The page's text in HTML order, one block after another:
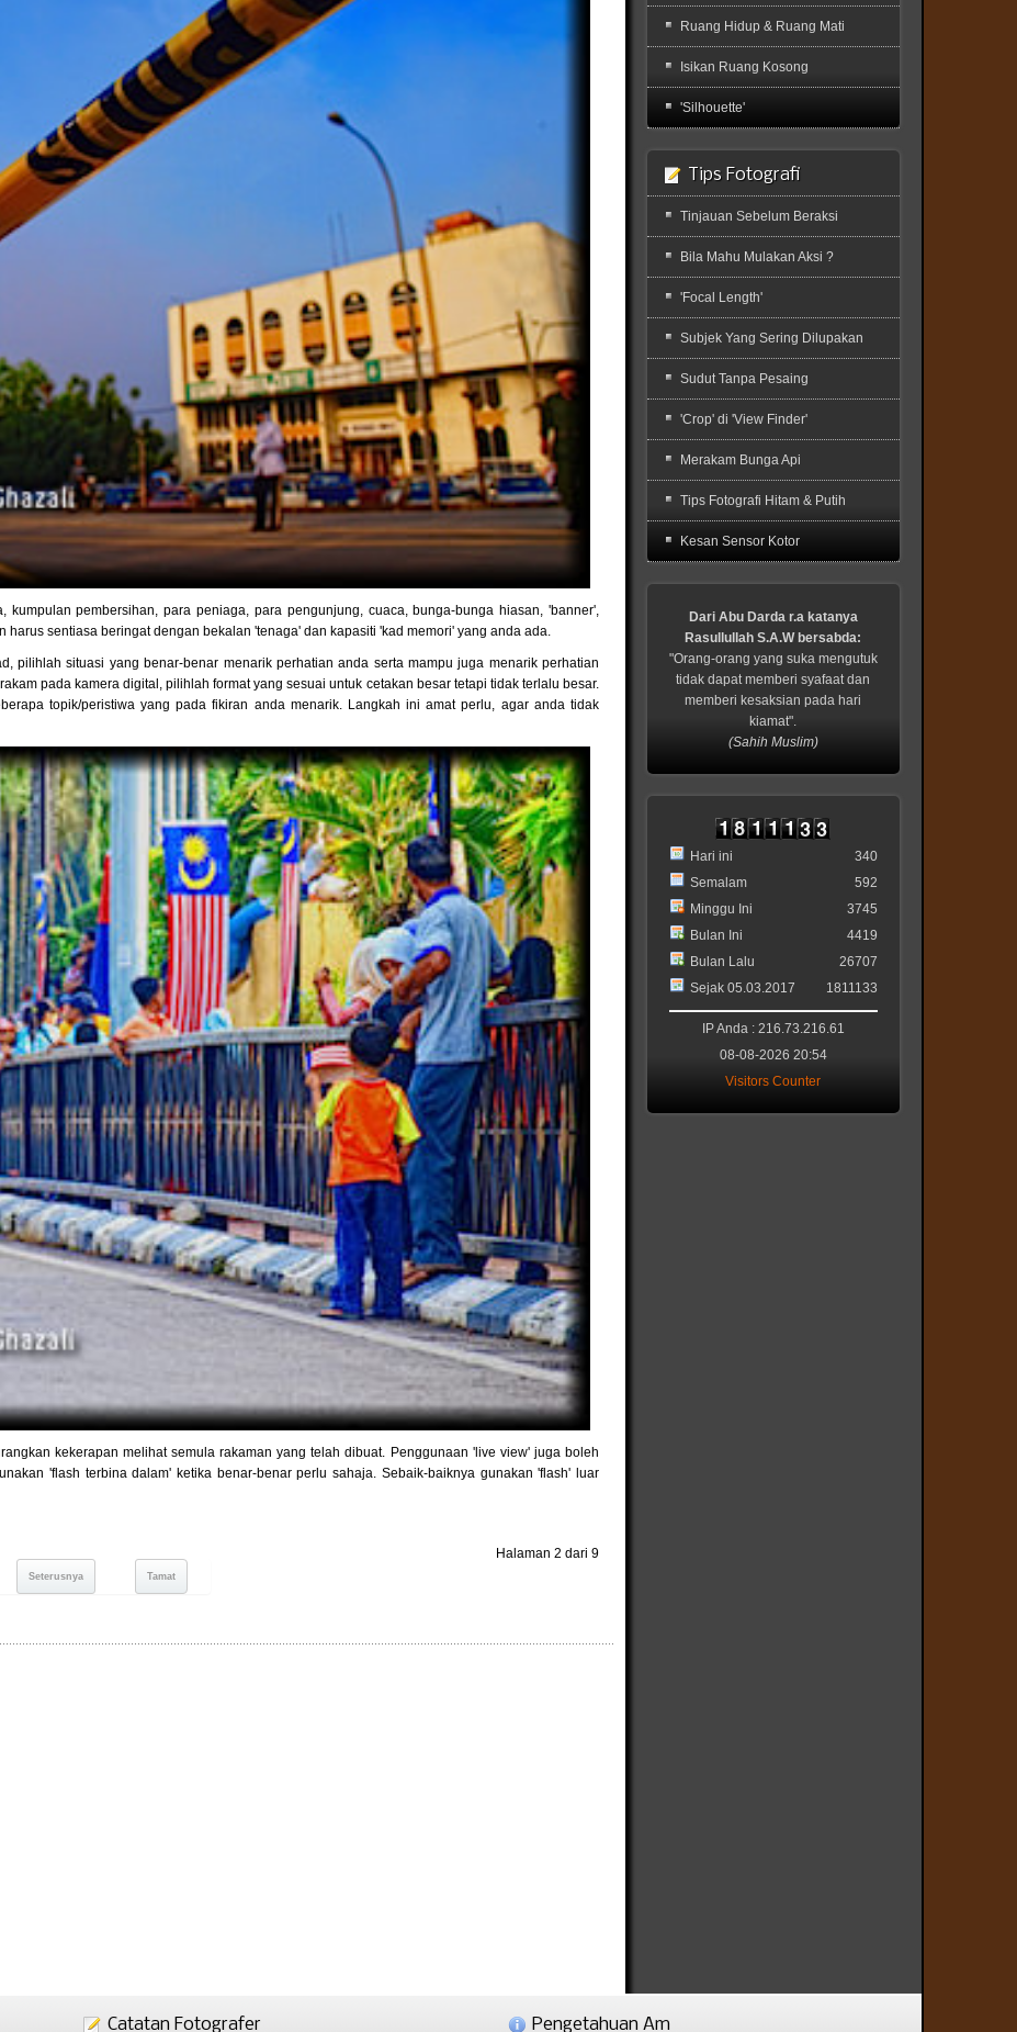
kumpulan pembersihan, para peniaga, para pengunjung, cuaca, bunga-bunga hiasan, 'banner',
sentiasa beringat dengan bekalan 'tenaga' dan kapasiti 'kad memori' yang anda ada.
pilihlah situasi yang benar-benar menarik perhatian anda serta mampu juga menarik perhatian
pada kamera digital, pilihlah format yang sesuai untuk cetakan besar tetapi tidak terlalu besar.
topik/peristiwa yang pada fikiran anda menarik. Langkah ini amat perlu, agar anda tidak
kekerapan melihat semula rakaman yang telah dibuat. Penggunaan 'live view' juga boleh
'flash terbina dalam' ketika benar-benar perlu sahaja. Sebaik-baiknya gunakan 'flash' luar
Halaman 2 dari 9
Seterusnya Tamat
Ruang Hidup & Ruang Mati
Isikan Ruang Kosong
'Silhouette'
Tips Fotografi
Tinjauan Sebelum Beraksi
Bila Mahu Mulakan Aksi ?
'Focal Length'
Subjek Yang Sering Dilupakan
Sudut Tanpa Pesaing
'Crop' di 'View Finder'
Merakam Bunga Api
Tips Fotografi Hitam & Putih
Kesan Sensor Kotor
Dari Abu Darda r.a katanya
Rasullullah S.A.W bersabda:
"Orang-orang yang suka mengutuk
tidak dapat memberi syafaat dan
memberi kesaksian pada hari
kiamat".
(Sahih Muslim)
Hari ini
Semalam
Minggu Ini
Bulan Ini
Bulan Lalu
Sejak 05.03.2017
340
592
3745
4419
26707
1811133
IP Anda : 216.73.216.61
08-08-2026 20:54
Visitors Counter
Catatan Fotografer Pengetahuan Am